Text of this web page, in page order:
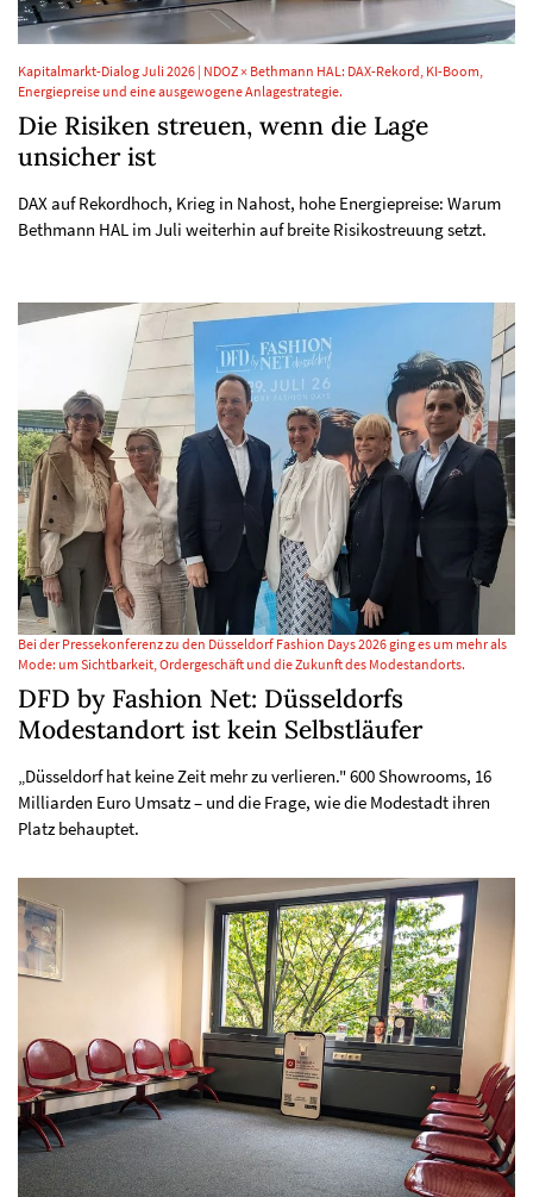
Kapitalmarkt-Dialog Juli 2026 | NDOZ × Bethmann HAL: DAX-Rekord, KI-Boom,
Energiepreise und eine ausgewogene Anlagestrategie.
Die Risiken streuen, wenn die Lage
unsicher ist
DAX auf Rekordhoch, Krieg in Nahost, hohe Energiepreise: Warum
Bethmann HAL im Juli weiterhin auf breite Risikostreuung setzt.
Bei der Pressekonferenz zu den Düsseldorf Fashion Days 2026 ging es um mehr als
Mode: um Sichtbarkeit, Ordergeschäft und die Zukunft des Modestandorts.
DFD by Fashion Net: Düsseldorfs
Modestandort ist kein Selbstläufer
„Düsseldorf hat keine Zeit mehr zu verlieren." 600 Showrooms, 16
Milliarden Euro Umsatz – und die Frage, wie die Modestadt ihren
Platz behauptet.